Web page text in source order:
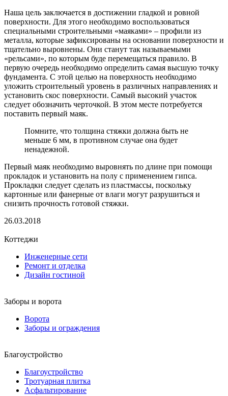
Наша цель заключается в достижении гладкой и ровной
поверхности. Для этого необходимо воспользоваться
специальными строительными «маяками» – профили из
металла, которые зафиксированы на основании поверхности и
тщательно выровнены. Они станут так называемыми
«рельсами», по которым буде перемещаться правило. В
первую очередь необходимо определить самая высшую точку
фундамента. С этой целью на поверхность необходимо
уложить строительный уровень в различных направлениях и
установить скос поверхности. Самый высокий участок
следует обозначить черточкой. В этом месте потребуется
поставить первый маяк.
Помните, что толщина стяжки должна быть не
меньше 6 мм, в противном случае она будет
ненадежной.
Первый маяк необходимо выровнять по длине при помощи
прокладок и установить на полу с применением гипса.
Прокладки следует сделать из пластмассы, поскольку
картонные или фанерные от влаги могут разрушиться и
снизить прочность готовой стяжки.
26.03.2018
Коттеджи
Инженерные сети
Ремонт и отделка
Дизайн гостиной
Заборы и ворота
Ворота
Заборы и ограждения
Благоустройство
Благоустройство
Тротуарная плитка
Асфальтирование